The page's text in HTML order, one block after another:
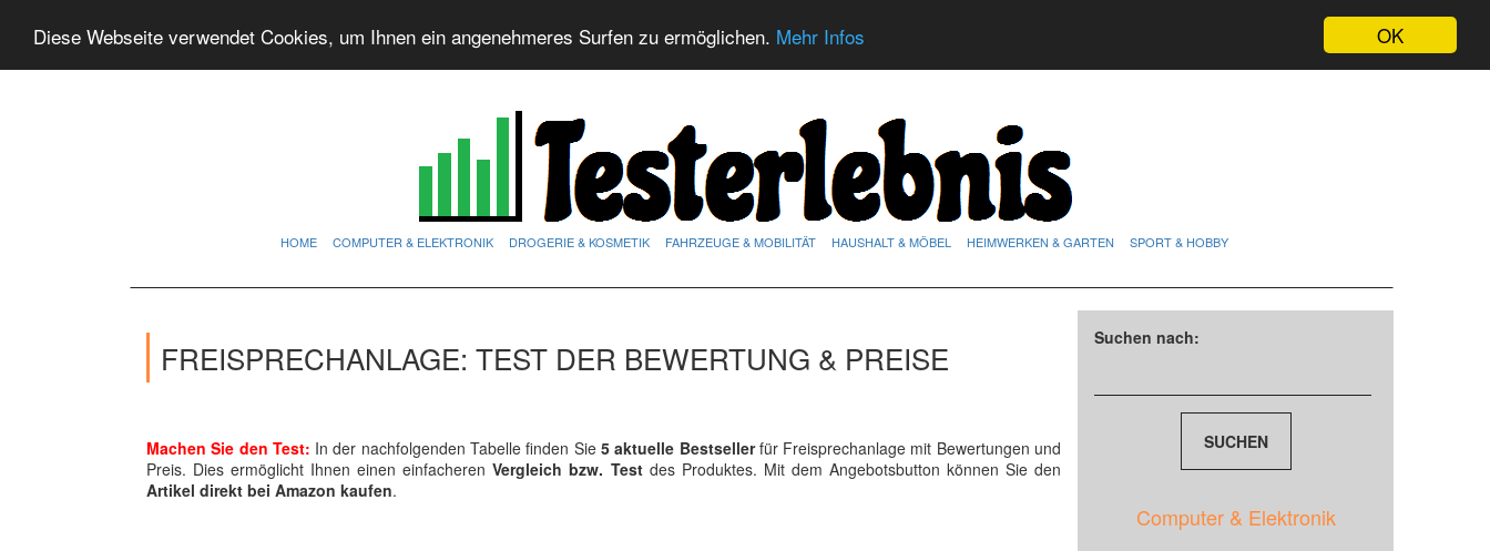
OK
Diese Webseite verwendet Cookies, um Ihnen ein angenehmeres Surfen zu ermöglichen. Mehr Infos
HOME COMPUTER & ELEKTRONIK DROGERIE & KOSMETIK FAHRZEUGE & MOBILITÄT HAUSHALT & MÖBEL HEIMWERKEN & GARTEN SPORT & HOBBY
FREISPRECHANLAGE: TEST DER BEWERTUNG & PREISE
Machen Sie den Test: In der nachfolgenden Tabelle finden Sie5 aktuelle Bestsellerfür Freisprechanlage mit Bewertungen und
Preis. Dies ermöglicht Ihnen einen einfacherenVergleich bzw. Testdes Produktes. Mit dem Angebotsbutton können Sie den
Artikel direkt bei Amazon kaufen.
Suchen nach:
Computer & Elektronik